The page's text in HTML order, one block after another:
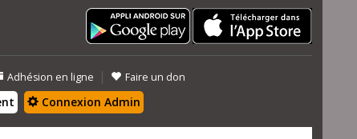
Adhésion en ligne | Faire un don
Connexion Admin